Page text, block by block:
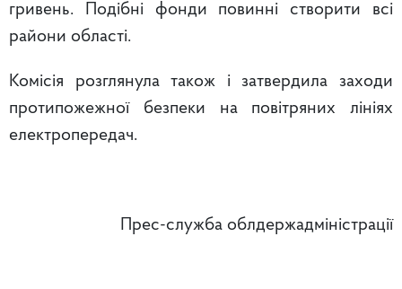
гривень. Подібні фонди повинні створити всі
райони області.
Комісія розглянула також і затвердила заходи
протипожежної безпеки на повітряних лініях
електропередач.
Прес-служба облдержадміністрації